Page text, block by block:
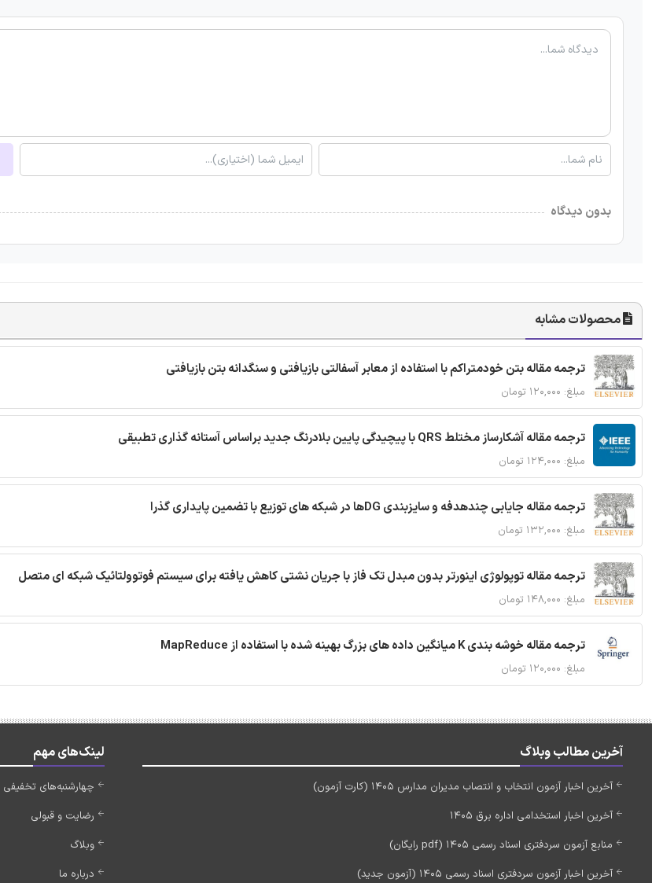
بدون دیدگاه
محصولات مشابه
ترجمه مقاله بتن خودمتراکم با استفاده از معابر آسفالتی بازیافتی و سنگدانه بتن بازیافتی
مبلغ: ۱۲۰,۰۰۰ تومان
ترجمه مقاله آشکارساز مختلط QRS با پیچیدگی پایین بلادرنگ جدید براساس آستانه گذاری تطبیقی
مبلغ: ۱۲۴,۰۰۰ تومان
ترجمه مقاله جایابی چندهدفه و سایزبندی DGها در شبکه های توزیع با تضمین پایداری گذرا
مبلغ: ۱۳۲,۰۰۰ تومان
ترجمه مقاله توپولوژی اینورتر بدون مبدل تک فاز با جریان نشتی کاهش یافته برای سیستم فوتوولتائیک شبکه ای متصل
مبلغ: ۱۴۸,۰۰۰ تومان
ترجمه مقاله خوشه بندی K میانگین داده های بزرگ بهینه شده با استفاده از MapReduce
مبلغ: ۱۲۰,۰۰۰ تومان
آخرین مطالب وبلاگ
آخرین اخبار آزمون انتخاب و انتصاب مدیران مدارس 1405 (کارت آزمون)
آخرین اخبار استخدامی اداره برق 1405
منابع آزمون سردفتری اسناد رسمی 1405 (pdf رایگان)
آخرین اخبار آزمون سردفتری اسناد رسمی 1405 (آزمون جدید)
لینک‌های مهم
چهارشنبه‌های تخفیفی
رضایت و قبولی
وبلاگ
درباره ما